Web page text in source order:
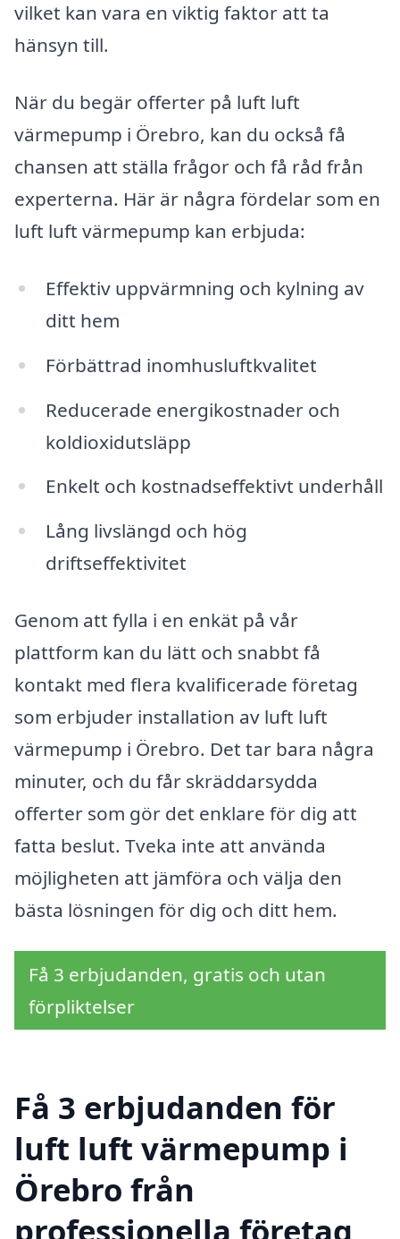
vilket kan vara en viktig faktor att ta
hänsyn till.
När du begär offerter på luft luft
värmepump i Örebro, kan du också få
chansen att ställa frågor och få råd från
experterna. Här är några fördelar som en
luft luft värmepump kan erbjuda:
Effektiv uppvärmning och kylning av
ditt hem
Förbättrad inomhusluftkvalitet
Reducerade energikostnader och
koldioxidutsläpp
Enkelt och kostnadseffektivt underhåll
Lång livslängd och hög
driftseffektivitet
Genom att fylla i en enkät på vår
plattform kan du lätt och snabbt få
kontakt med flera kvalificerade företag
som erbjuder installation av luft luft
värmepump i Örebro. Det tar bara några
minuter, och du får skräddarsydda
offerter som gör det enklare för dig att
fatta beslut. Tveka inte att använda
möjligheten att jämföra och välja den
bästa lösningen för dig och ditt hem.
Få 3 erbjudanden, gratis och utan
förpliktelser
Få 3 erbjudanden för
luft luft värmepump i
Örebro från